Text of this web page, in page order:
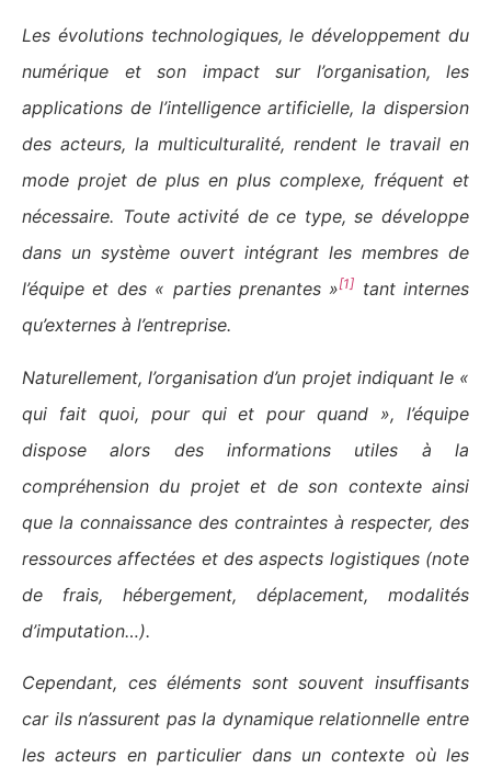
Les évolutions technologiques, le développement du
numérique et son impact sur l’organisation, les
applications de l’intelligence artificielle, la dispersion
des acteurs, la multiculturalité, rendent le travail en
mode projet de plus en plus complexe, fréquent et
nécessaire. Toute activité de ce type, se développe
dans un système ouvert intégrant les membres de
l’équipe et des « parties prenantes »[1] tant internes
qu’externes à l’entreprise.
Naturellement, l’organisation d’un projet indiquant le «
qui fait quoi, pour qui et pour quand », l’équipe
dispose alors des informations utiles à la
compréhension du projet et de son contexte ainsi
que la connaissance des contraintes à respecter, des
ressources affectées et des aspects logistiques (note
de frais, hébergement, déplacement, modalités
d’imputation…).
Cependant, ces éléments sont souvent insuffisants
car ils n’assurent pas la dynamique relationnelle entre
les acteurs en particulier dans un contexte où les